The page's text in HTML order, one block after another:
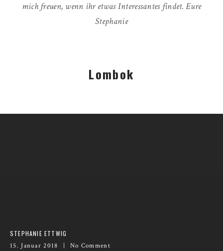
mich freuen, wenn ihr etwas Interessantes findet. Eure
Stephanie
Lombok
STEPHANIE ETTWIG
15. Januar 2018
No Comment